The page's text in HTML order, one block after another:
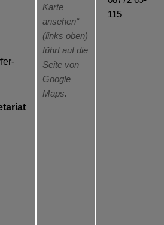
Karte
ansehen“
(links oben)
führt auf die
Seite von
Google
Maps.
115